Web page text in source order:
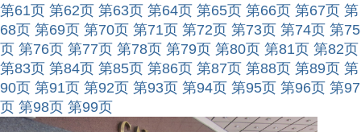
第61页 第62页 第63页 第64页 第65页 第66页 第67页 第
68页 第69页 第70页 第71页 第72页 第73页 第74页 第75
页 第76页 第77页 第78页 第79页 第80页 第81页 第82页
第83页 第84页 第85页 第86页 第87页 第88页 第89页 第
90页 第91页 第92页 第93页 第94页 第95页 第96页 第97
页 第98页 第99页